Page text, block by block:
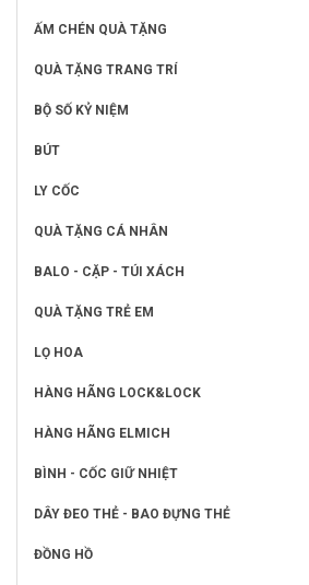
ẤM CHÉN QUÀ TẶNG
QUÀ TẶNG TRANG TRÍ
BỘ SỐ KỶ NIỆM
BÚT
LY CỐC
QUÀ TẶNG CÁ NHÂN
BALO - CẶP - TÚI XÁCH
QUÀ TẶNG TRẺ EM
LỌ HOA
HÀNG HÃNG LOCK&LOCK
HÀNG HÃNG ELMICH
BÌNH - CỐC GIỮ NHIỆT
DÂY ĐEO THẺ - BAO ĐỰNG THẺ
ĐỒNG HỒ